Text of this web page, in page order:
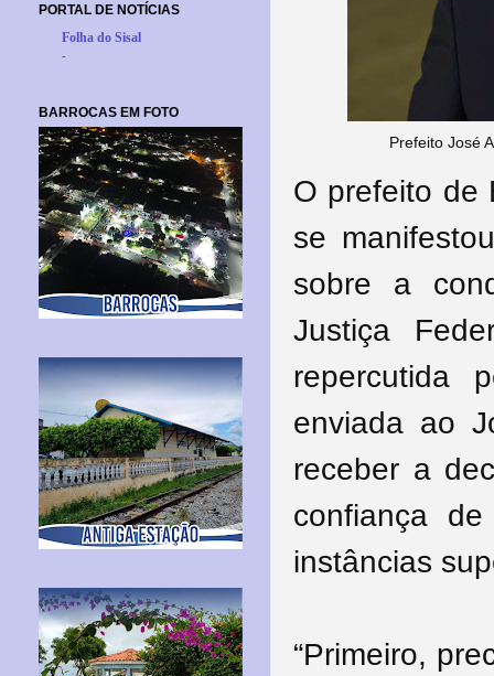
Prefeito José
O prefeito de
se
sobre a
Justiça
repercutida
enviada ao
receber a
confiança
instâncias
“Primeiro,
PORTAL DE NOTÍCIAS
Folha do Sisal
-
BARROCAS EM FOTO